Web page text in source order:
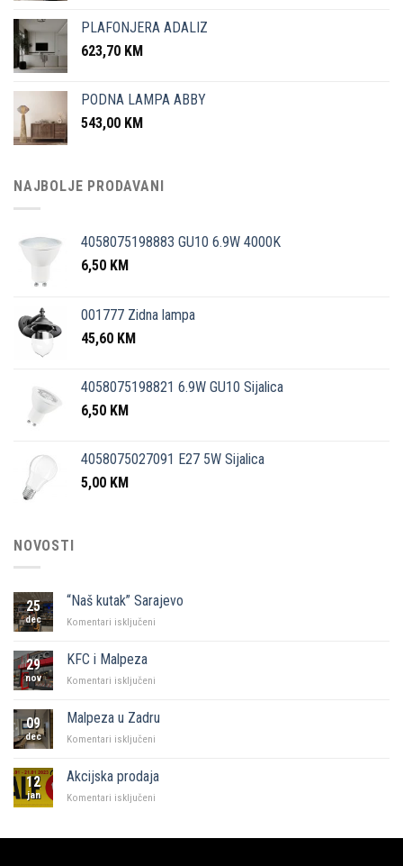
PLAFONJERA ADALIZ
623,70 KM
PODNA LAMPA ABBY
543,00 KM
NAJBOLJE PRODAVANI
4058075198883 GU10 6.9W 4000K
6,50 KM
001777 Zidna lampa
45,60 KM
4058075198821 6.9W GU10 Sijalica
6,50 KM
4058075027091 E27 5W Sijalica
5,00 KM
NOVOSTI
25
dec
“Naš kutak” Sarajevo
Komentari isključeni
29
nov
KFC i Malpeza
Komentari isključeni
Malpeza
09
dec
Malpeza u Zadru
Komentari isključeni
Zadru
12
jan
Akcijska prodaja
Komentari isključeni